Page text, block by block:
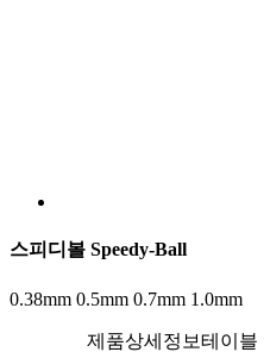
스피디볼 Speedy-Ball
0.38mm 0.5mm 0.7mm 1.0mm
제품상세정보테이블